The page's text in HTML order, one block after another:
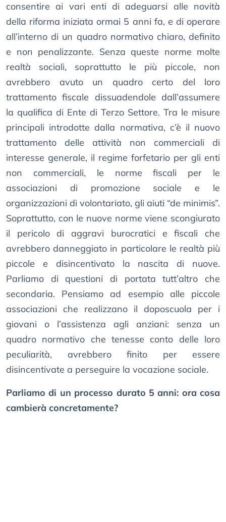
consentire ai vari enti di adeguarsi alle novità
della riforma iniziata ormai 5 anni fa, e di operare
all’interno di un quadro normativo chiaro, definito
e non penalizzante. Senza queste norme molte
realtà sociali, soprattutto le più piccole, non
avrebbero avuto un quadro certo del loro
trattamento fiscale dissuadendole dall’assumere
la qualifica di Ente di Terzo Settore. Tra le misure
principali introdotte dalla normativa, c’è il nuovo
trattamento delle attività non commerciali di
interesse generale, il regime forfetario per gli enti
non commerciali, le norme fiscali per le
associazioni di promozione sociale e le
organizzazioni di volontariato, gli aiuti “de minimis”.
Soprattutto, con le nuove norme viene scongiurato
il pericolo di aggravi burocratici e fiscali che
avrebbero danneggiato in particolare le realtà più
piccole e disincentivato la nascita di nuove.
Parliamo di questioni di portata tutt’altro che
secondaria. Pensiamo ad esempio alle piccole
associazioni che realizzano il doposcuola per i
giovani o l’assistenza agli anziani: senza un
quadro normativo che tenesse conto delle loro
peculiarità, avrebbero finito per essere
disincentivate a perseguire la vocazione sociale.
Parliamo di un processo durato 5 anni: ora cosa
cambierà concretamente?